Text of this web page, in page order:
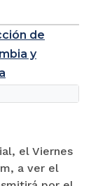
de
y
el Viernes
a ver el